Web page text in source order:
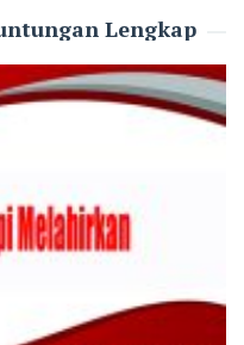
Lengkap